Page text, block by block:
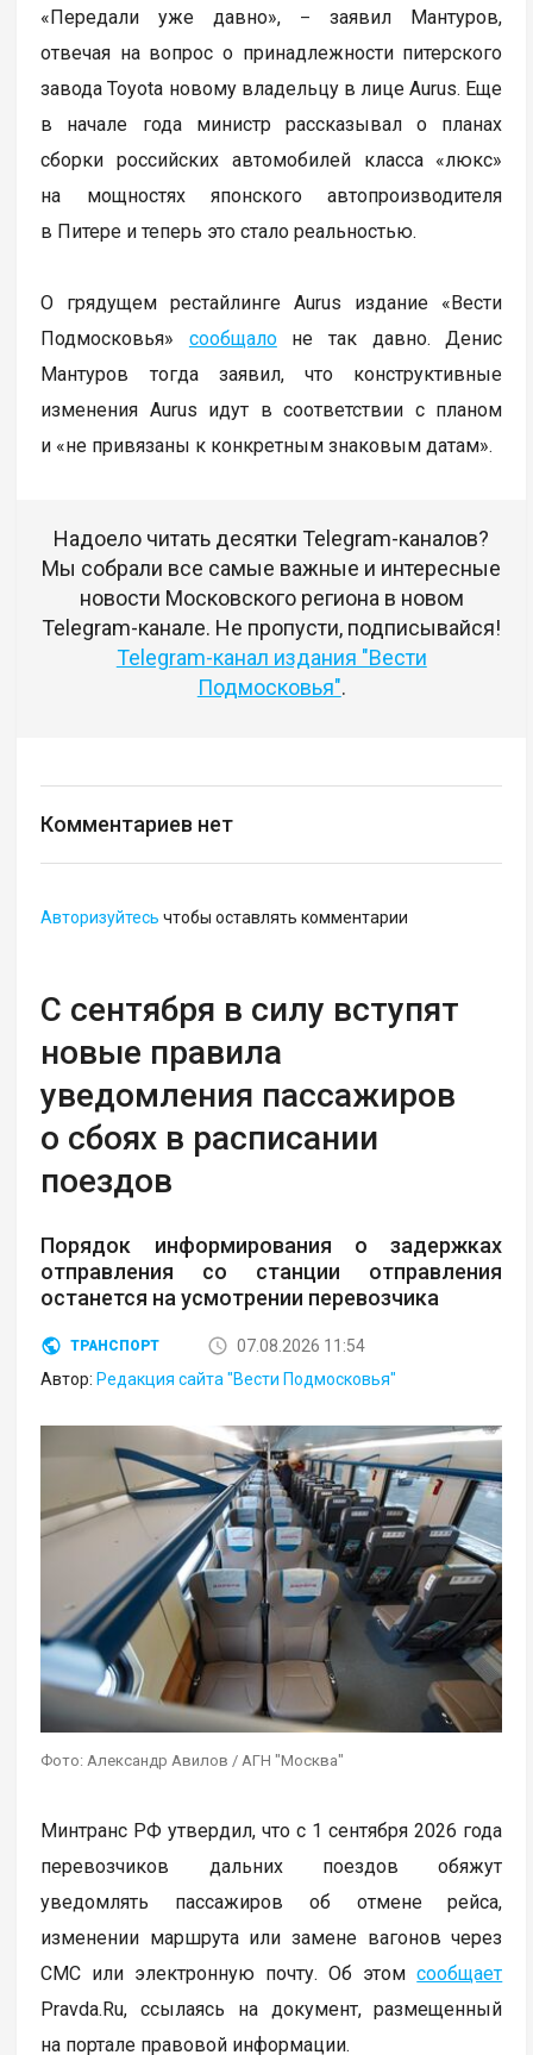
«Передали уже давно», – заявил Мантуров,
отвечая на вопрос о принадлежности питерского
завода Toyota новому владельцу в лице Aurus. Еще
в начале года министр рассказывал о планах
сборки российских автомобилей класса «люкс»
на мощностях японского автопроизводителя
в Питере и теперь это стало реальностью.
О грядущем рестайлинге Aurus издание «Вести
Подмосковья» сообщалоне так давно. Денис
Мантуров тогда заявил, что конструктивные
изменения Aurus идут в соответствии с планом
и «не привязаны к конкретным знаковым датам».
Надоело читать десятки Telegram-каналов?
Мы собрали все самые важные и интересные
новости Московского региона в новом
Telegram-канале. Не пропусти, подписывайся!
Telegram-канал издания "Вести
Подмосковья".
Комментариев нет
Авторизуйтесь чтобы оставлять комментарии
С сентября в силу вступят
новые правила
уведомления пассажиров
о сбоях в расписании
поездов
Порядок информирования о задержках
отправления со станции отправления
останется на усмотрении перевозчика
ТРАНСПОРТ
07.08.2026 11:54
Автор: Редакция сайта "Вести Подмосковья"
Фото: Александр Авилов / АГН "Москва"
Минтранс РФ утвердил, что с 1 сентября 2026 года
перевозчиков дальних поездов обяжут
уведомлять пассажиров об отмене рейса,
изменении маршрута или замене вагонов через
СМС или электронную почту. Об этомсообщает
Pravda.Ru, ссылаясь на документ, размещенный
на портале правовой информации.